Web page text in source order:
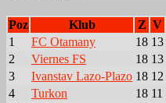
Poz Klub Z V
1
FC Otamany 18 13
2
Viernes FS 18 13
3
Ivanstav Lazo-Plazo 18 12
4
Turkon 18 11